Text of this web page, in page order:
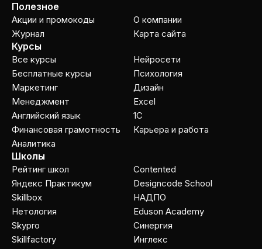
Полезное
Акции и промокоды
Журнал
О компании
Карта сайта
Курсы
Все курсы
Бесплатные курсы
Маркетинг
Менеджмент
Английский язык
Финансовая грамотность
Аналитика
Нейросети
Психология
Дизайн
Excel
1C
Карьера и работа
Школы
Рейтинг школ
Яндекс Практикум
Skillbox
Нетология
Skypro
Skillfactory
Contented
Designcode School
НАДПО
Eduson Academy
Cинергия
Инглекс